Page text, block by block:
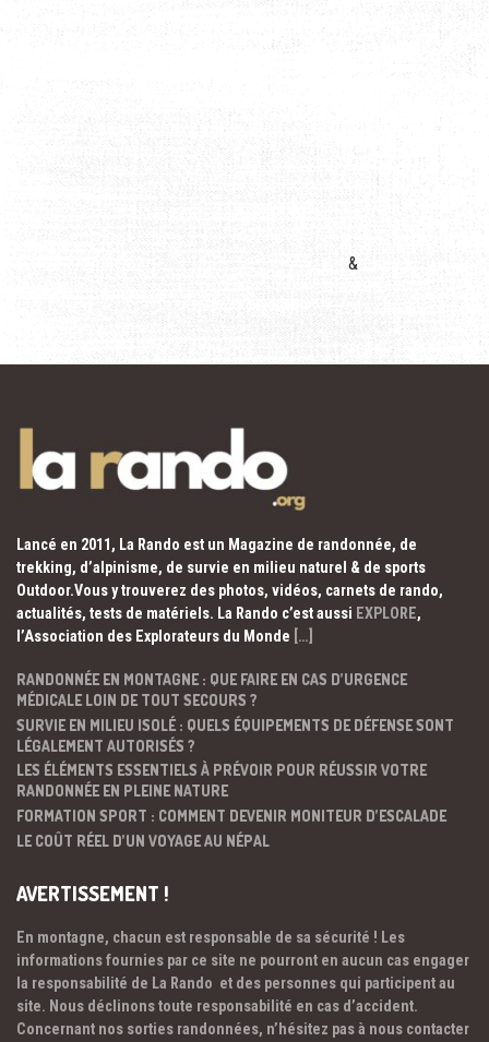
&
Lancé en 2011, La Rando est un Magazine de randonnée, de
trekking, d’alpinisme, de survie en milieu naturel & de sports
Outdoor.Vous y trouverez des photos, vidéos, carnets de rando,
actualités, tests de matériels. La Rando c’est aussi EXPLORE,
l’Association des Explorateurs du Monde […]
RANDONNÉE EN MONTAGNE : QUE FAIRE EN CAS D’URGENCE
MÉDICALE LOIN DE TOUT SECOURS ?
SURVIE EN MILIEU ISOLÉ : QUELS ÉQUIPEMENTS DE DÉFENSE SONT
LÉGALEMENT AUTORISÉS ?
LES ÉLÉMENTS ESSENTIELS À PRÉVOIR POUR RÉUSSIR VOTRE
RANDONNÉE EN PLEINE NATURE
FORMATION SPORT : COMMENT DEVENIR MONITEUR D’ESCALADE
LE COÛT RÉEL D’UN VOYAGE AU NÉPAL
AVERTISSEMENT !
En montagne, chacun est responsable de sa sécurité ! Les
informations fournies par ce site ne pourront en aucun cas engager
la responsabilité de La Rando et des personnes qui participent au
site. Nous déclinons toute responsabilité en cas d’accident.
Concernant nos sorties randonnées, n’hésitez pas à nous contacter